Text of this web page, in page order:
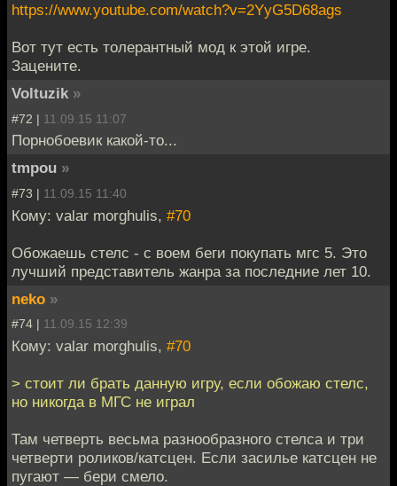
https://www.youtube.com/watch?v=2YyG5D68ags
Вот тут есть толерантный мод к этой игре.
Зацените.
Voltuzik »
#72 | 11.09.15 11:07
Порнобоевик какой-то...
tmpou »
#73 | 11.09.15 11:40
Кому: valar morghulis, #70
Обожаешь стелс - с воем беги покупать мгс 5. Это
лучший представитель жанра за последние лет 10.
neko »
#74 | 11.09.15 12:39
Кому: valar morghulis, #70
> стоит ли брать данную игру, если обожаю стелс,
но никогда в МГС не играл
Там четверть весьма разнообразного стелса и три
четверти роликов/катсцен. Если засилье катсцен не
пугают — бери смело.